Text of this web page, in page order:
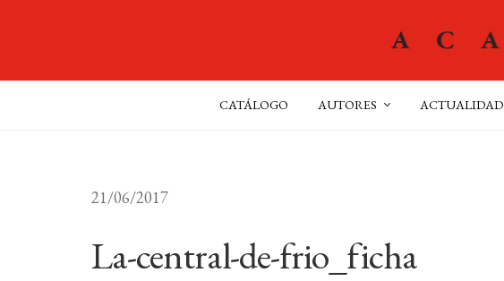
CATÁLOGO AUTORES ACTUALIDAD
21/06/2017
La-central-de-frio_ficha